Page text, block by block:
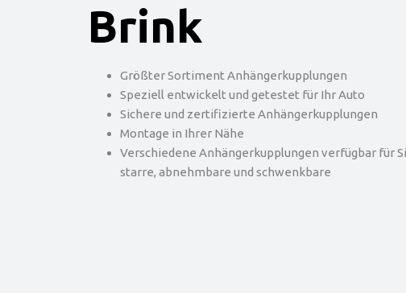
Brink
Größter Sortiment Anhängerkupplungen
Speziell entwickelt und getestet für Ihr Auto
Sichere und zertifizierte Anhängerkupplungen
Montage in Ihrer Nähe
Verschiedene Anhängerkupplungen verfügbar für
starre, abnehmbare und schwenkbare